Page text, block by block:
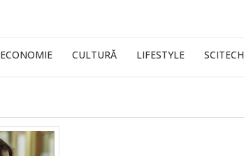
ECONOMIE CULTURĂ LIFESTYLE SCITECH